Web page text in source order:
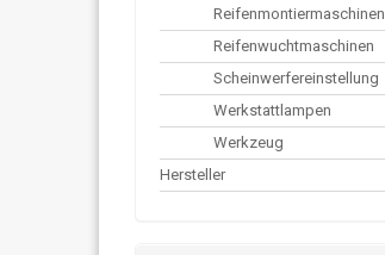
Reifenmontiermaschinen
Reifenwuchtmaschinen
Scheinwerfereinstellung
Werkstattlampen
Werkzeug
Hersteller